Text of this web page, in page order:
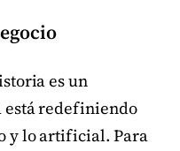
es un
está redefiniendo
y lo artificial. Para